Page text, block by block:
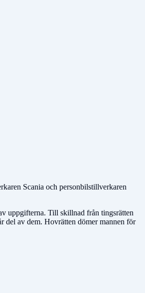
Scania och personbilstillverkaren
uppgifterna. Till skillnad från tingsrätten
del av dem. Hovrätten dömer mannen för